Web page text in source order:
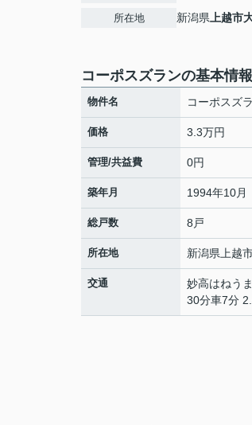
所在地 新潟県 上越市
コーポスズランの基本情報
物件名 コーポスズ
価格 3.3万円
管理/共益費 0円
築年月 1994年10月
総戸数 8戸
所在地 新潟県 上越
交通 妙高はねう
30分車7分